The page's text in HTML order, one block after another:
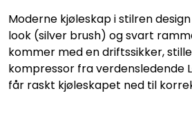
Moderne kjøleskap i stilren
look (silver brush) og svart
kommer med en driftssikker,
kompressor fra verdensledende
får raskt kjøleskapet ned til